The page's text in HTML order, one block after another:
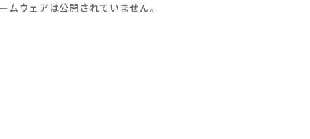
ムウェアは公開されていません。